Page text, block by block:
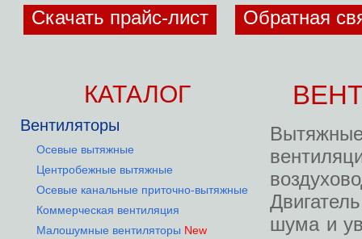
Скачать прайс-лист Обратная
КАТАЛОГ
Вентиляторы
Осевые вытяжные
Центробежные вытяжные
Осевые канальные приточно-вытяжные
Коммерческая вентиляция
Малошумные вентиляторы New
шума и